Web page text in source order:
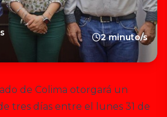
2 minuto/s
de Colima otorgará un
tres días entre el lunes 31 de